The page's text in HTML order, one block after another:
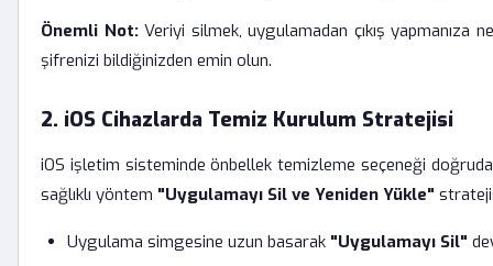
Önemli Not:Veriyi silmek, uygulamadan çıkış yapmanıza
şifrenizi bildiğinizden emin olun.
2. iOS Cihazlarda Temiz Kurulum Stratejisi
iOS işletim sisteminde önbellek temizleme seçeneği
sağlıklı yöntem "Uygulamayı Sil ve Yeniden Yükle"
Uygulama simgesine uzun basarak "Uygulamayı Sil"